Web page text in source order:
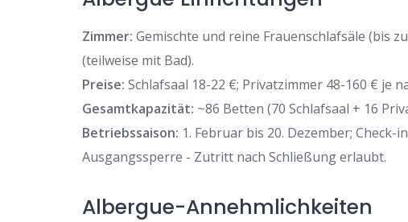
Zimmer: Gemischte und reine Frauenschlafsäle (bis
(teilweise mit Bad).
Preise: Schlafsaal 18-22 €; Privatzimmer 48-160 € je
Gesamtkapazität: ~86 Betten (70 Schlafsaal + 16
Betriebssaison: 1. Februar bis 20. Dezember; Check-
Ausgangssperre - Zutritt nach Schließung erlaubt.
Albergue-Annehmlichkeiten